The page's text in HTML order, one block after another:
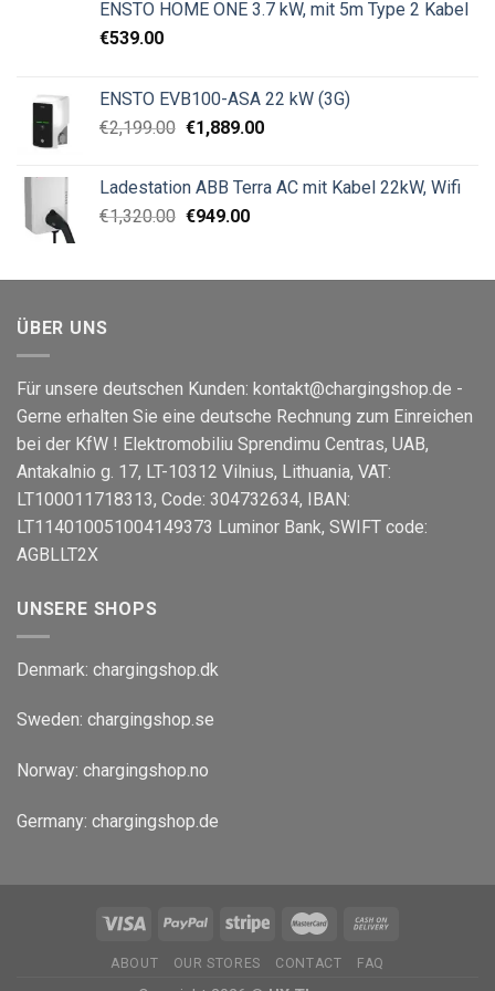
ENSTO HOME ONE 3.7 kW, mit 5m Type 2 Kabel
€539.00
ENSTO EVB100-ASA 22 kW (3G)
€2,199.00 €1,889.00
Ladestation ABB Terra AC mit Kabel 22kW, Wifi
€1,320.00 €949.00
ÜBER UNS
Für unsere deutschen Kunden: kontakt@chargingshop.de -
Gerne erhalten Sie eine deutsche Rechnung zum Einreichen
bei der KfW ! Elektromobiliu Sprendimu Centras, UAB,
Antakalnio g. 17, LT-10312 Vilnius, Lithuania, VAT:
LT100011718313, Code: 304732634, IBAN:
LT114010051004149373 Luminor Bank, SWIFT code:
AGBLLT2X
UNSERE SHOPS
Denmark: chargingshop.dk
Sweden: chargingshop.se
Norway: chargingshop.no
Germany: chargingshop.de
ABOUT OUR STORES CONTACT FAQ